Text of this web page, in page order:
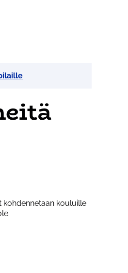
kohdennetaan kouluille